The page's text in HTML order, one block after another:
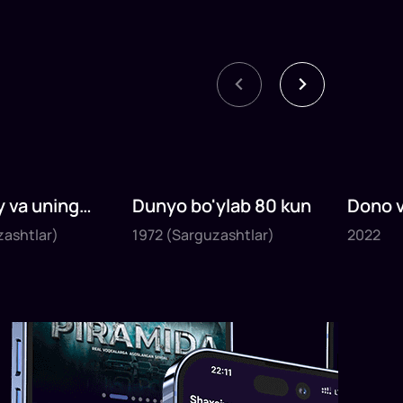
va uning
1972
25daq
Dunyo bo'ylab 80 kun
1972 (Sarguzashtlar)
2022
Dono
2022